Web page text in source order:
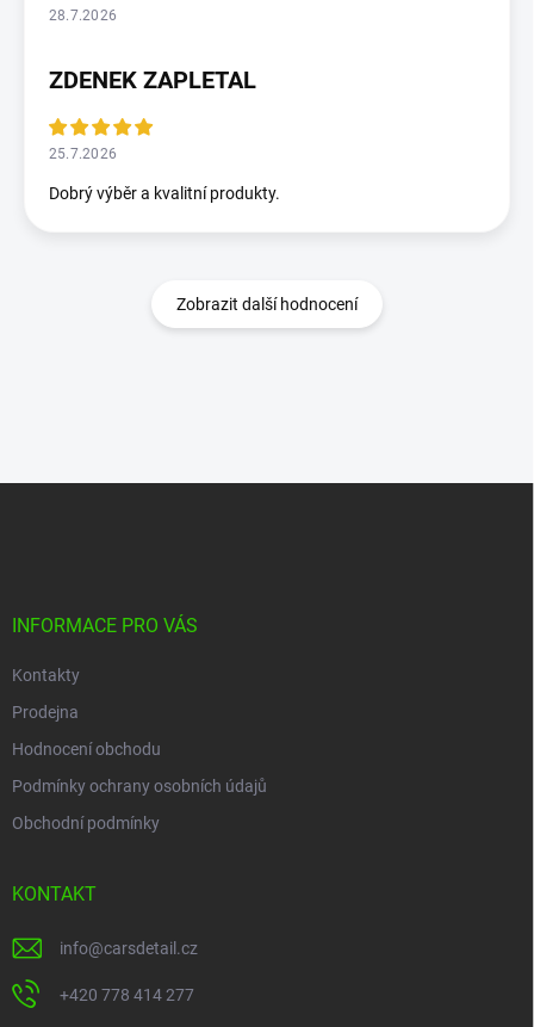
28.7.2026
ZDENEK ZAPLETAL
25.7.2026
Dobrý výběr a kvalitní produkty.
Zobrazit další hodnocení
INFORMACE PRO VÁS
Kontakty
Prodejna
Hodnocení obchodu
Podmínky ochrany osobních údajů
Obchodní podmínky
KONTAKT
info@carsdetail.cz
+420 778 414 277